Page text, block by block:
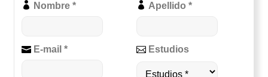
Nombre * Apellido *
E-mail * Estudios